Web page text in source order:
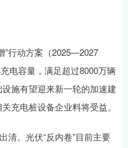
”行动方案（2025—2027
电容量，满足超过8000万辆
施有望迎来新一轮的加速建
充电桩设备企业料将受益。
清。光伏“反内卷”目前主要